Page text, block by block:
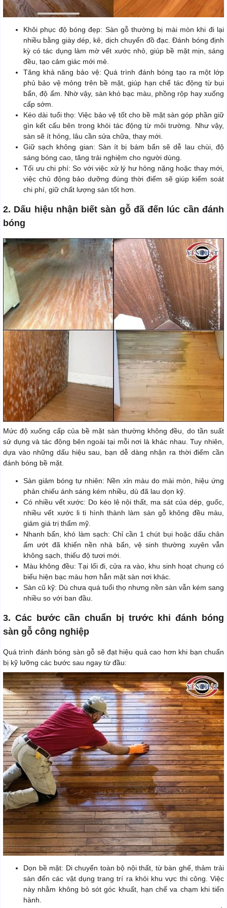
Khôi phục độ bóng đẹp: Sàn gỗ thường bị mài mòn khi đi lại
nhiều bằng giày dép, kê, dịch chuyển đồ đạc. Đánh bóng định
kỳ có tác dụng làm mờ vết xước nhỏ, giúp bề mặt mịn, sáng
đều, tạo cảm giác mới mẻ.
Tăng khả năng bảo vệ: Quá trình đánh bóng tạo ra một lớp
phủ bảo vệ mỏng trên bề mặt, giúp hạn chế tác động từ bụi
bẩn, độ ẩm. Nhờ vậy, sàn khó bạc màu, phồng rộp hay xuống
cấp sớm.
Kéo dài tuổi thọ: Việc bảo vệ tốt cho bề mặt sàn góp phần giữ
gìn kết cấu bên trong khỏi tác động từ môi trường. Như vậy,
sàn sẽ ít hỏng, lâu cần sửa chữa, thay mới.
Giữ sạch không gian: Sàn ít bị bám bẩn sẽ dễ lau chùi, độ
sáng bóng cao, tăng trải nghiệm cho người dùng.
Tối ưu chi phí: So với việc xử lý hư hỏng nặng hoặc thay mới,
việc chủ động bảo dưỡng đúng thời điểm sẽ giúp kiểm soát
chi phí, giữ chất lượng sàn tốt hơn.
2. Dấu hiệu nhận biết sàn gỗ đã đến lúc cần đánh
bóng
Mức độ xuống cấp của bề mặt sàn thường không đều, do tần suất
sử dụng và tác động bên ngoài tại mỗi nơi là khác nhau. Tuy nhiên,
dựa vào những dấu hiệu sau, bạn dễ dàng nhận ra thời điểm cần
đánh bóng bề mặt.
Sàn giảm bóng tự nhiên: Nền xỉn màu do mài mòn, hiệu ứng
phản chiếu ánh sáng kém nhiều, dù đã lau dọn kỹ.
Có nhiều vết xước: Do kéo lê nội thất, ma sát của dép, guốc,
nhiều vết xước li ti hình thành làm sàn gỗ không đều màu,
giảm giá trị thẩm mỹ.
Nhanh bẩn, khó làm sạch: Chỉ cần 1 chút bụi hoặc dấu chân
ẩm ướt đã khiến nền nhà bẩn, vệ sinh thường xuyên vẫn
không sạch, thiếu độ tươi mới.
Màu không đều: Tại lối đi, cửa ra vào, khu sinh hoạt chung có
biểu hiện bạc màu hơn hẳn mặt sàn nơi khác.
Sàn cũ kỹ: Dù chưa quá tuổi thọ nhưng nền sàn vẫn kém sang
nhiều so với ban đầu.
3. Các bước cần chuẩn bị trước khi đánh bóng
sàn gỗ công nghiệp
Quá trình đánh bóng sàn gỗ sẽ đạt hiệu quả cao hơn khi bạn chuẩn
bị kỹ lưỡng các bước sau ngay từ đầu:
Dọn bề mặt: Di chuyển toàn bộ nội thất, từ bàn ghế, thảm trải
sàn đến các vật dụng trang trí ra khỏi khu vực thi công. Việc
này nhằm không bỏ sót góc khuất, hạn chế va chạm khi tiến
hành.